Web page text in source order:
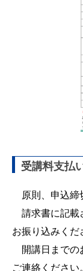
受講料支払
原則、申込締
請求書に記載
お振り込みくだ
開講日までの
ご連絡ください。